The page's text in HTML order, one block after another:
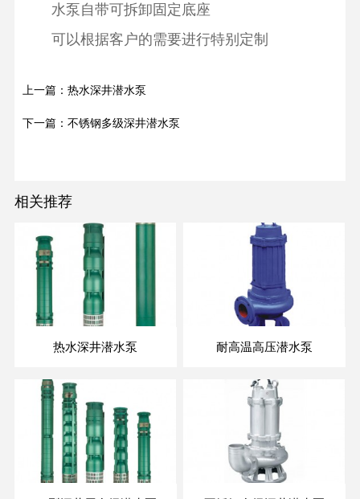
水泵自带可拆卸固定底座
可以根据客户的需要进行特别定制
上一篇：热水深井潜水泵
下一篇：不锈钢多级深井潜水泵
相关推荐
热水深井潜水泵 耐高温高压潜水泵